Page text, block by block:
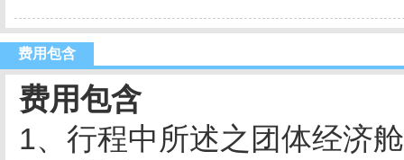
费用包含
费用包含
1、行程中所述之团体经济